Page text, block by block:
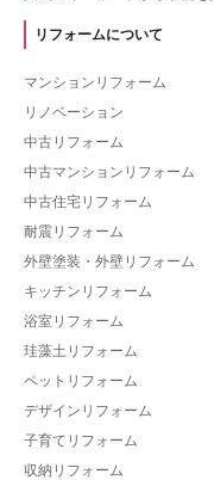
リフォームについて
マンションリフォーム
リノベーション
中古リフォーム
中古マンションリフォーム
中古住宅リフォーム
耐震リフォーム
外壁塗装・外壁リフォーム
キッチンリフォーム
浴室リフォーム
珪藻土リフォーム
ペットリフォーム
デザインリフォーム
子育てリフォーム
収納リフォーム